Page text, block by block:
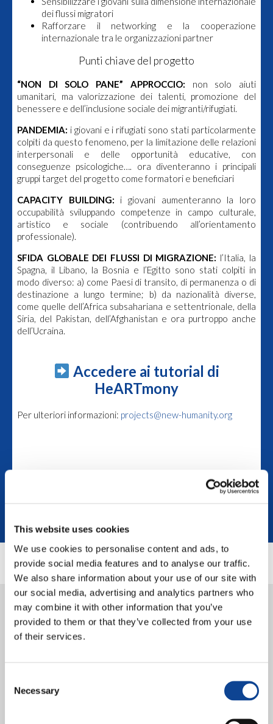
This website uses cookies
We use cookies to personalise content and ads, to
provide social media features and to analyse our traffic.
We also share information about your use of our site with
our social media, advertising and analytics partners who
may combine it with other information that you’ve
provided to them or that they’ve collected from your use
of their services.
Selection
Necessary
dei flussi migratori
Rafforzare il networking e la cooperazione
internazionale tra le organizzazioni partner
Punti chiave del progetto
“NON DI SOLO PANE” APPROCCIO: non solo aiuti
umanitari, ma valorizzazione dei talenti, promozione del
benessere e dell’inclusione sociale dei migranti/rifugiati.
PANDEMIA: i giovani e i rifugiati sono stati particolarmente
colpiti da questo fenomeno, per la limitazione delle relazioni
interpersonali e delle opportunità educative, con
conseguenze psicologiche…. ora diventeranno i principali
gruppi target del progetto come formatori e beneficiari
CAPACITY BUILDING: i giovani aumenteranno la loro
occupabilità sviluppando competenze in campo culturale,
artistico e sociale (contribuendo all’orientamento
professionale).
SFIDA GLOBALE DEI FLUSSI DI MIGRAZIONE: l’Italia, la
Spagna, il Libano, la Bosnia e l’Egitto sono stati colpiti in
modo diverso: a) come Paesi di transito, di permanenza o di
destinazione a lungo termine; b) da nazionalità diverse,
come quelle dell’Africa subsahariana e settentrionale, della
Siria, del Pakistan, dell’Afghanistan e ora purtroppo anche
dell’Ucraina.
Accedere ai tutorial di
HeARTmony
Per ulteriori informazioni: projects@new-humanity.org
19.04.2024
Coltivare l’unità in Libano
attraverso la musica – Progetto